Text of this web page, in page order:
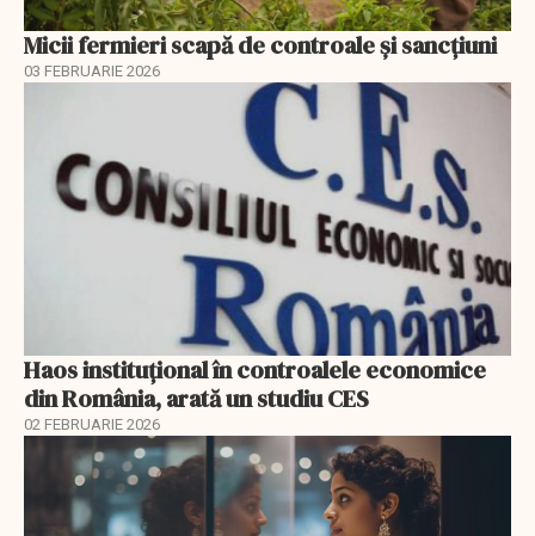
Micii fermieri scapă de controale și sancțiuni
03 FEBRUARIE 2026
Haos instituțional în controalele economice
din România, arată un studiu CES
02 FEBRUARIE 2026